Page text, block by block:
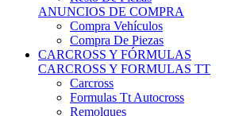
Compra Vehículos
Compra De Piezas
CARCROSS Y FÓRMULAS
CARCROSS Y FORMULAS TT
Carcross
Formulas Tt Autocross
Remolques
PIEZAS Y EQUIPACIONES